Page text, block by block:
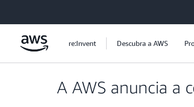
re:Invent Descubra a AWS
A AWS anuncia a